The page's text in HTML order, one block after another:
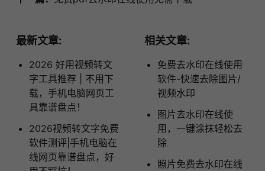
最新文章:
2026 好用视频转文
字工具推荐 | 不用下
载，手机电脑网页工
具靠谱盘点！
2026视频转文字免费
软件测评|手机电脑在
线网页靠谱盘点，好
相关文章:
免费去水印在线使用
软件-快速去除图片/
视频水印
图片去水印在线使
用，一键涂抹轻松去
除
照片免费去水印在线